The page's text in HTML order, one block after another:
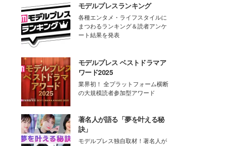
モデルプレスランキング
各種エンタメ・ライフスタイルに
まつわるランキング＆読者アンケ
ート結果を発表
モデルプレス ベストドラマア
ワード2025
業界初！ 全プラットフォーム横断
の大規模読者参加型アワード
著名人が語る「夢を叶える秘
訣」
モデルプレス独自取材！著名人が